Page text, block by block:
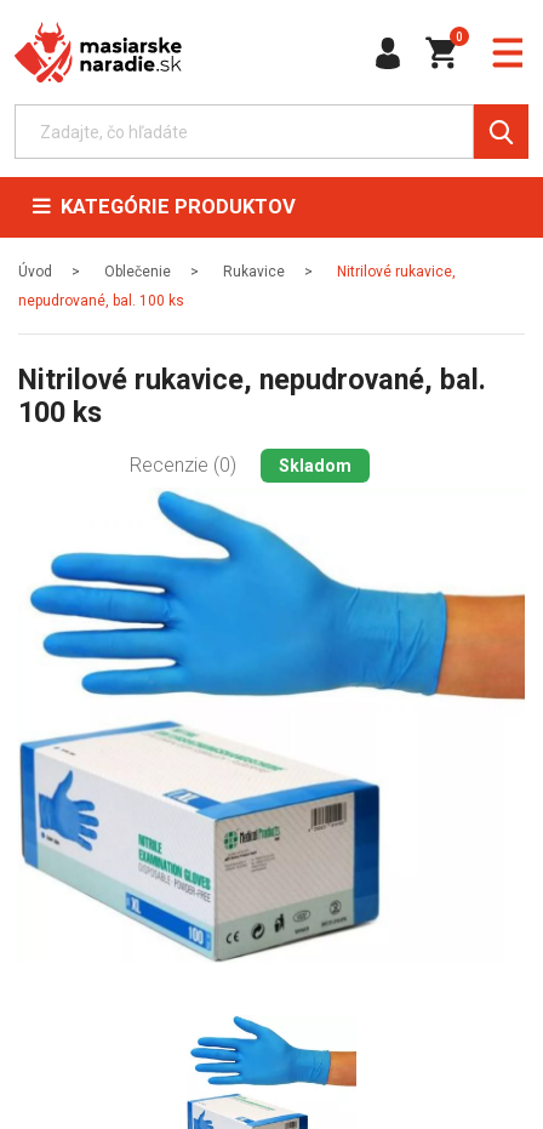
0
KATEGÓRIE PRODUKTOV
Úvod Oblečenie Rukavice
Nitrilové rukavice,
nepudrované, bal. 100 ks
Nitrilové rukavice, nepudrované, bal.
100 ks
Recenzie (0) Skladom